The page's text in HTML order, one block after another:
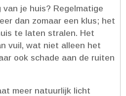
je huis? Regelmatige
dan zomaar een klus; het
te laten stralen.​ Het
vuil, wat niet alleen het
ook schade aan de ruiten
meer natuurlijk licht